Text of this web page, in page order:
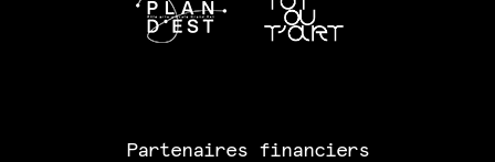
Partenaires financiers